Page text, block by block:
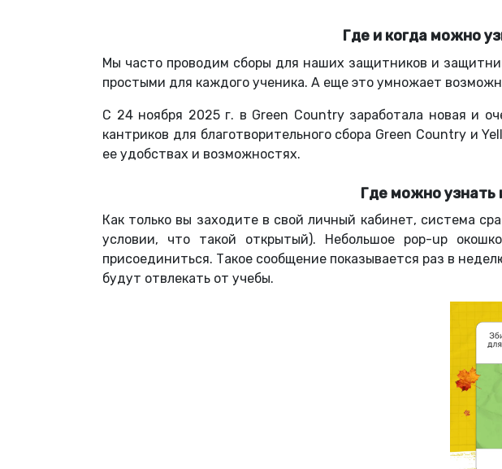
Где и когда можно
Мы часто проводим сборы для наших защитников и
простыми для каждого ученика. А еще это умножает
С 24 ноября 2025 г. в Green Country заработала новая и
кантриков для благотворительного сбора Green Country и
ее удобствах и возможностях.
Где можно
Как только вы заходите в свой личный кабинет, система
условии, что такой открытый). Небольшое pop-up
присоединиться. Такое сообщение показывается раз в
будут отвлекать от учебы.